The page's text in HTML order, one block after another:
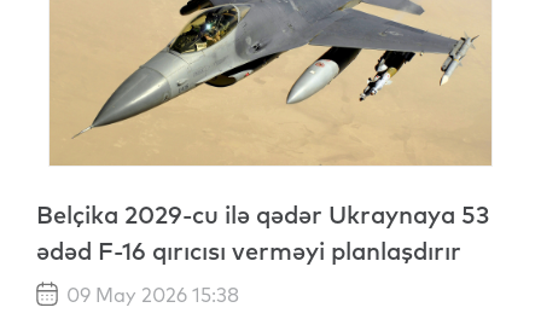
Belçika 2029-cu ilə qədər Ukraynaya 53
ədəd F-16 qırıcısı verməyi planlaşdırır
09 May 2026 15:38